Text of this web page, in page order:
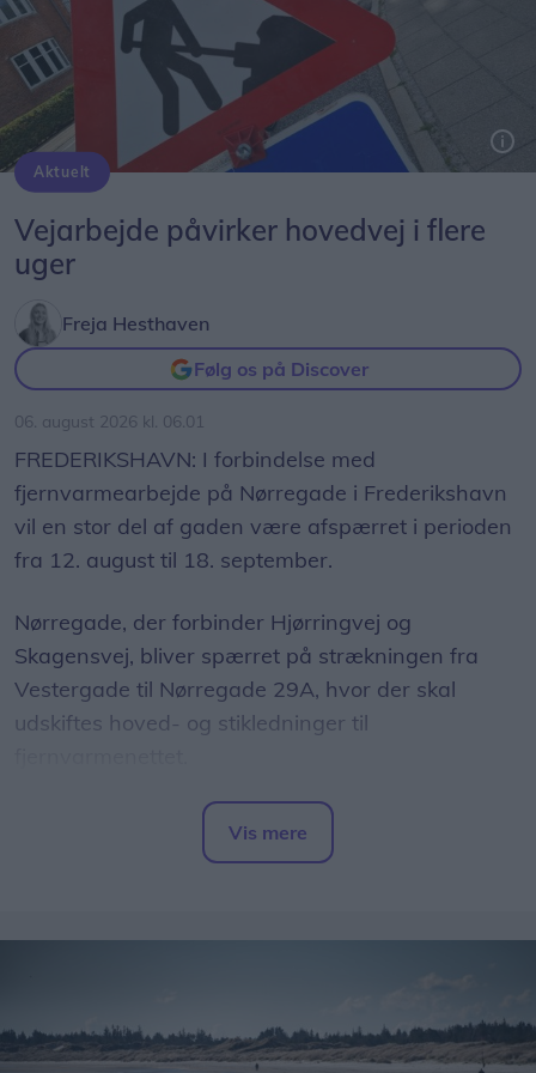
Aktuelt
Vejarbejde påvirker hovedvej i flere
uger
Freja Hesthaven
Følg os på Discover
06. august 2026 kl. 06.01
FREDERIKSHAVN: I forbindelse med
fjernvarmearbejde på Nørregade i Frederikshavn
vil en stor del af gaden være afspærret i perioden
fra 12. august til 18. september.
Nørregade, der forbinder Hjørringvej og
Skagensvej, bliver spærret på strækningen fra
Vestergade til Nørregade 29A, hvor der skal
udskiftes hoved- og stikledninger til
Vis mere